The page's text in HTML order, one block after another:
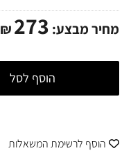
מחיר מבצע: ₪273
הוסף לסל
הוסף לרשימת המשאלות